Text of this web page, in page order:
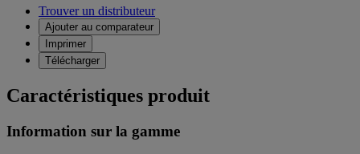
Trouver un distributeur
Ajouter au comparateur
Imprimer
Télécharger
Caractéristiques produit
Information sur la gamme